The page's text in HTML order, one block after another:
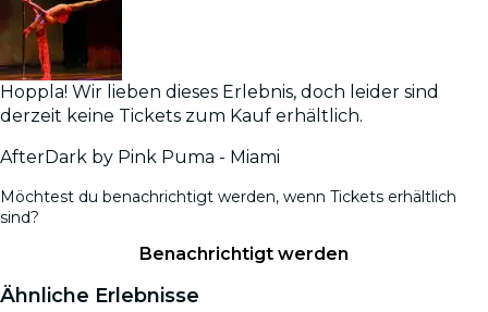
Hoppla! Wir lieben dieses Erlebnis, doch leider sind
derzeit keine Tickets zum Kauf erhältlich.
AfterDark by Pink Puma - Miami
Möchtest du benachrichtigt werden, wenn Tickets erhältlich
sind?
Benachrichtigt werden
Ähnliche Erlebnisse